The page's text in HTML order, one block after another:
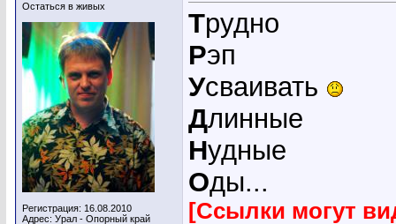
Остаться в живых
Регистрация: 16.08.2010
Адрес: Урал - Опорный край
Трудно
Рэп
Усваивать
Длинные
Нудные
Оды...
[Ссылки могут